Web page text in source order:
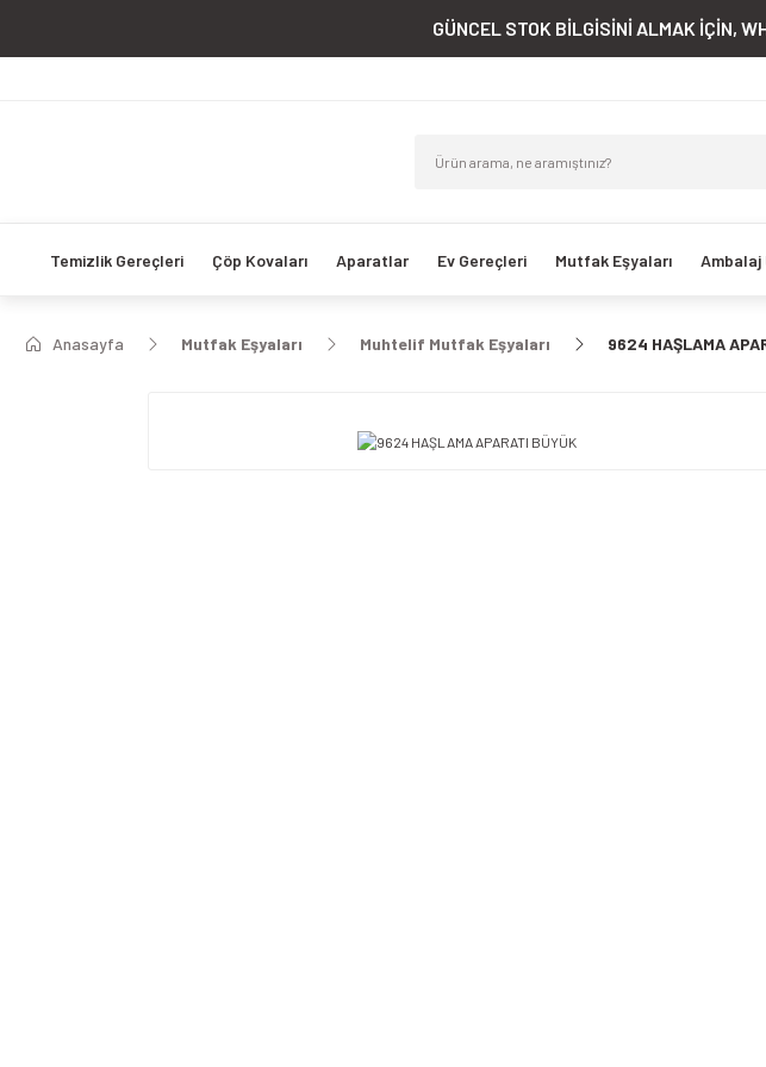
GÜNCEL STOK BİLGİSİNİ ALMAK İÇİN,
Temizlik Gereçleri Çöp Kovaları Aparatlar Ev Gereçleri Mutfak Eşyaları Ambalaj
Anasayfa Mutfak Eşyaları Muhtelif Mutfak Eşyaları 9624 HAŞLAMA